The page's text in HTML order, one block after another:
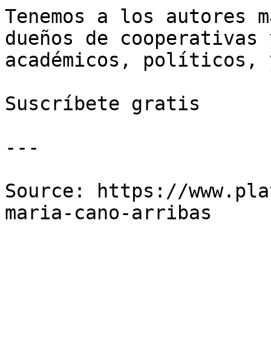
Tenemos a los autores
dueños de cooperativas
académicos, políticos,
Suscríbete gratis
---
Source: https://